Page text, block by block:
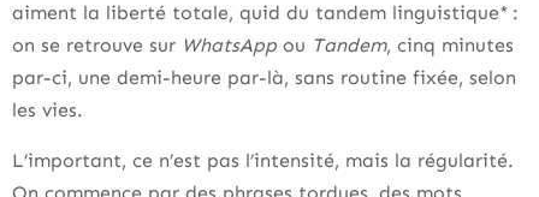
aiment la liberté totale, quid du tandem linguistique* :
on se retrouve sur WhatsApp ou Tandem, cinq minutes
par-ci, une demi-heure par-là, sans routine fixée, selon
les vies.
L’important, ce n’est pas l’intensité, mais la régularité.